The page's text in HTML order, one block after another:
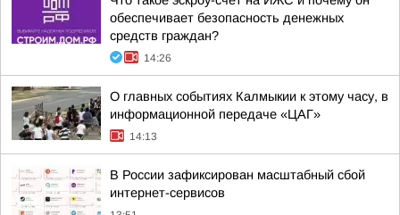
обеспечивает безопасность денежных
средств граждан?
14:26
О главных событиях Калмыкии к этому часу, в
информационной передаче «ЦАГ»
14:13
В России зафиксирован масштабный сбой
интернет-сервисов